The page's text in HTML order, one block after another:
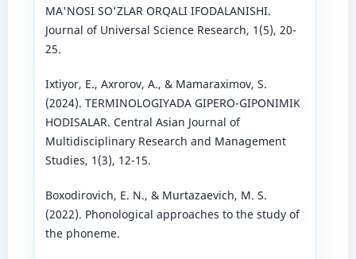
MA'NOSI SO'ZLAR ORQALI IFODALANISHI.
Journal of Universal Science Research, 1(5), 20-
25.
Ixtiyor, E., Axrorov, A., & Mamaraximov, S.
(2024). TERMINOLOGIYADA GIPERO-GIPONIMIK
HODISALAR. Central Asian Journal of
Multidisciplinary Research and Management
Studies, 1(3), 12-15.
Boxodirovich, E. N., & Murtazaevich, M. S.
(2022). Phonological approaches to the study of
the phoneme.